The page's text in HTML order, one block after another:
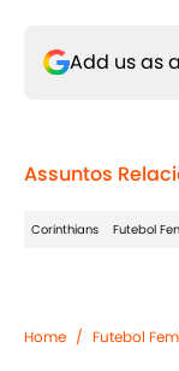
Add us as
Assuntos
Corinthians Futebol
Home / Futebol